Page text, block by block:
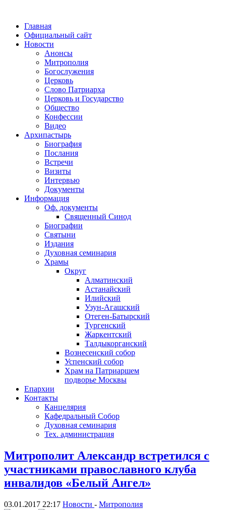
Главная
Официальный сайт
Новости
Анонсы
Митрополия
Богослужения
Церковь
Слово Патриарха
Церковь и Государство
Общество
Конфессии
Видео
Архипастырь
Биография
Послания
Встречи
Визиты
Интервью
Документы
Информация
Оф. документы
Священный Синод
Биографии
Святыни
Издания
Духовная семинария
Храмы
Округ
Алматинский
Астанайский
Илийский
Узун-Агашский
Отеген-Батырский
Тургенский
Жаркентский
Талдыкорганский
Вознесенский собор
Успенский собор
Храм на Патриаршем
подворье Москвы
Епархии
Контакты
Канцелярия
Кафедральный Собор
Духовная семинария
Тех. администрация
Митрополит Александр встретился с
участниками православного клуба
инвалидов «Белый Ангел»
03.01.2017 22:17 Новости - Митрополия